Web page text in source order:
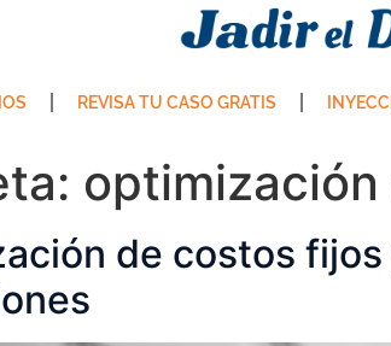
REVISA TU CASO GRATIS
de costos